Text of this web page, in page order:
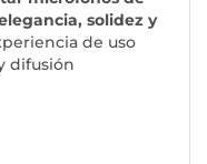
solidez y
de uso
difusión